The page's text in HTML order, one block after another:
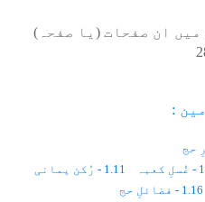
ان صفحات (یا صفحہ)
:
1.11 - رُکن یمانی
1.16 - فضائلِ حج